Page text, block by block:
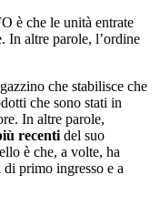
è che le unità entrate
In altre parole, l’ordine
che stabilisce che
che sono stati in
In altre parole,
recenti del suo
è che, a volte, ha
primo ingresso e a